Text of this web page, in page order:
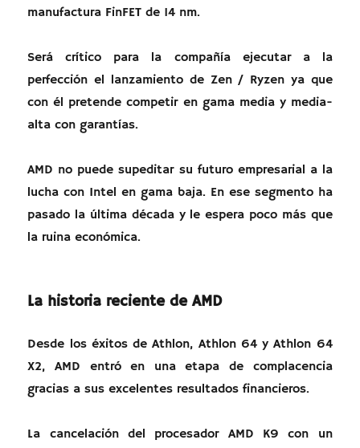
manufactura FinFET de 14 nm.
Será crítico para la compañía ejecutar a la
perfección el lanzamiento de Zen / Ryzen ya que
con él pretende competir en gama media y media-
alta con garantías.
AMD no puede supeditar su futuro empresarial a la
lucha con Intel en gama baja. En ese segmento ha
pasado la última década y le espera poco más que
la ruina económica.
La historia reciente de AMD
Desde los éxitos de Athlon, Athlon 64 y Athlon 64
X2, AMD entró en una etapa de complacencia
gracias a sus excelentes resultados financieros.
La cancelación del procesador AMD K9 con un